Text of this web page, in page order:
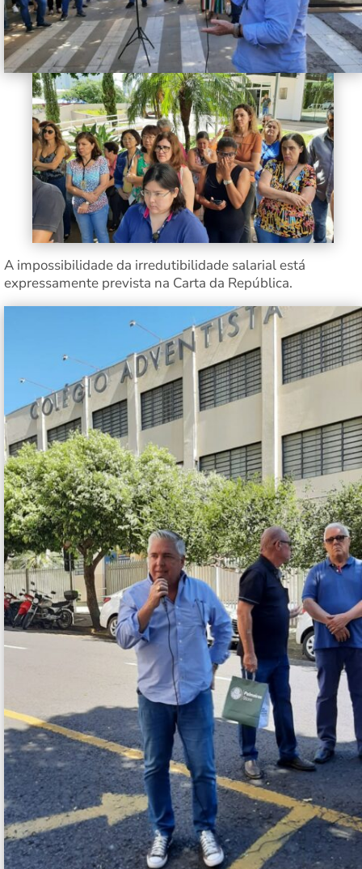
A impossibilidade da irredutibilidade salarial está
expressamente prevista na Carta da República.